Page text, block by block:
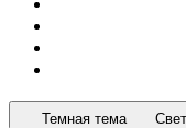
Темная тема